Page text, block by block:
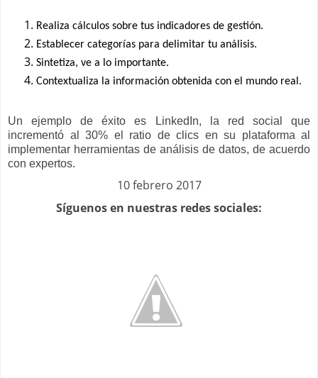
Realiza cálculos sobre tus indicadores de gestión.
Establecer categorías para delimitar tu análisis.
Sintetiza, ve a lo importante.
Contextualiza la información obtenida con el mundo real.
Un ejemplo de éxito es LinkedIn, la red social que
incrementó al 30% el ratio de clics en su plataforma al
implementar herramientas de análisis de datos, de acuerdo
con expertos.
10 febrero 2017
Síguenos en nuestras redes sociales: